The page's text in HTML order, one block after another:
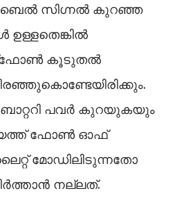
സിഗ്നല്‍ കുറഞ്ഞ
ഉള്ളതെങ്കില്‍
കൂടുതല്‍
പവര്‍ കുറയുകയും
ഫോണ്‍ ഓഫ്
മോഡിലിടുന്നതോ
നല്ലത്.